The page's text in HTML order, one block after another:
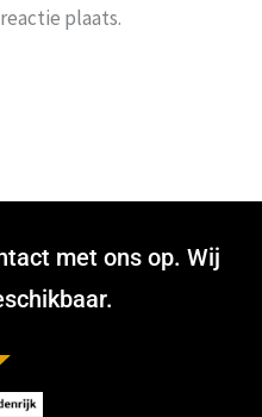
plaats.
met ons op. Wij